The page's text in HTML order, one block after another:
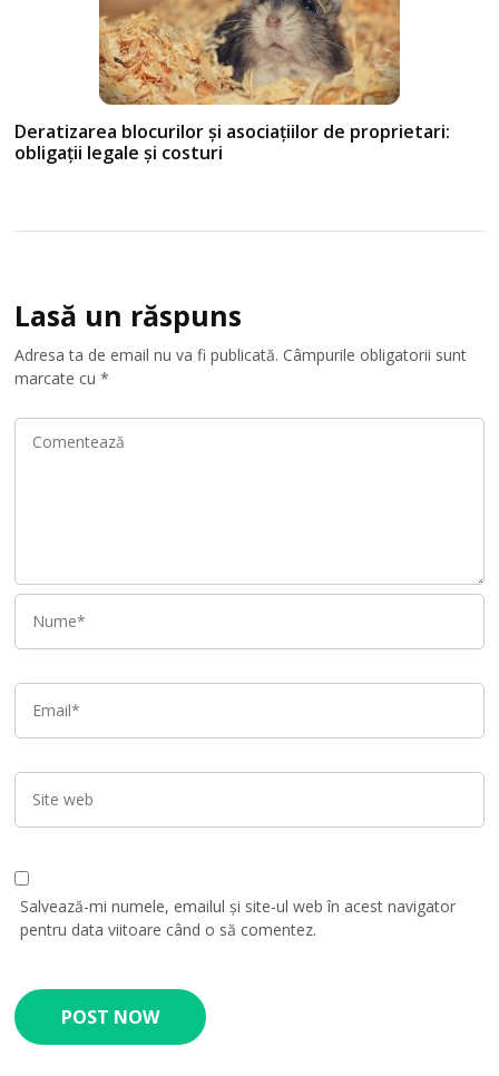
Deratizarea blocurilor și asociațiilor de proprietari:
obligații legale și costuri
Lasă un răspuns
Adresa ta de email nu va fi publicată. Câmpurile obligatorii sunt
marcate cu*
Salvează-mi numele, emailul și site-ul web în acest navigator
pentru data viitoare când o să comentez.